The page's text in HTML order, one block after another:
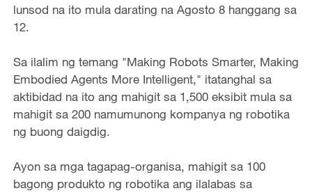
lunsod na ito mula darating na Agosto 8 hanggang sa
12.
Sa ilalim ng temang "Making Robots Smarter, Making
Embodied Agents More Intelligent," itatanghal sa
aktibidad na ito ang mahigit sa 1,500 eksibit mula sa
mahigit sa 200 namumunong kompanya ng robotika
ng buong daigdig.
Ayon sa mga tagapag-organisa, mahigit sa 100
bagong produkto ng robotika ang ilalabas sa